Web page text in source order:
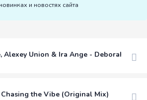
и новостях сайта
Alexey Union & Ira Ange - Deborah feat.
the Vibe (Original Mix)